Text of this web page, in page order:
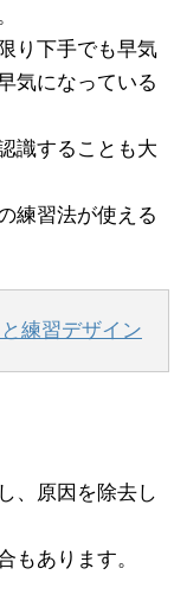
り下手でも早気
気になっている
識することも大
練習法が使える
練習デザイン
、原因を除去し
もあります。